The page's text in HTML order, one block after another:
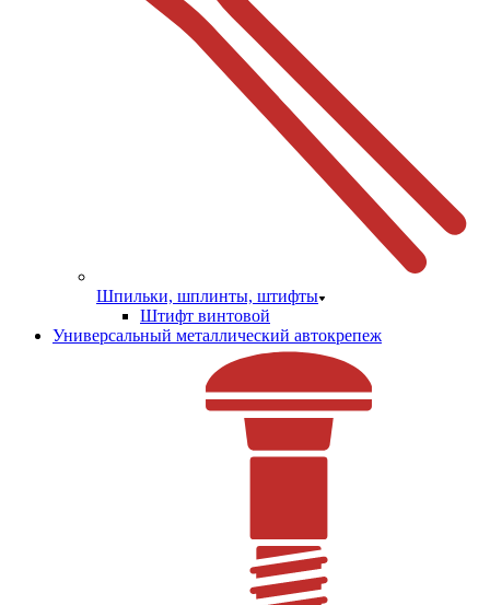
Шпильки, шплинты, штифты
Штифт винтовой
Универсальный металлический автокрепеж